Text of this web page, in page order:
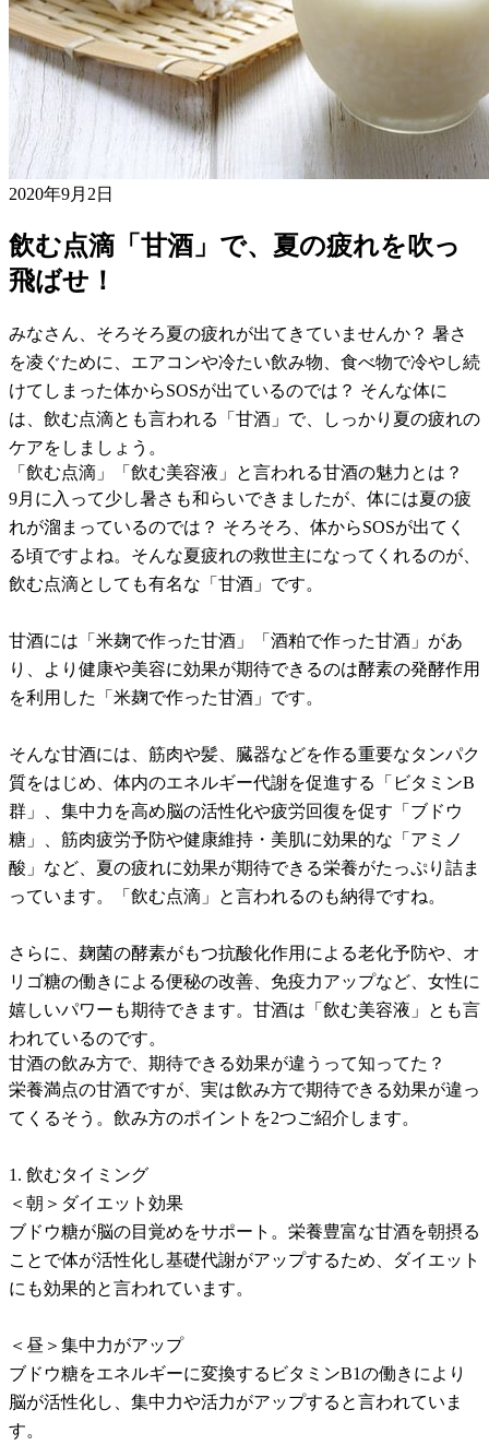
2020年9月2日
飲む点滴「甘酒」で、夏の疲れを吹っ
飛ばせ！
みなさん、そろそろ夏の疲れが出てきていませんか？ 暑さ
を凌ぐために、エアコンや冷たい飲み物、食べ物で冷やし続
けてしまった体からSOSが出ているのでは？ そんな体に
は、飲む点滴とも言われる「甘酒」で、しっかり夏の疲れの
ケアをしましょう。
「飲む点滴」「飲む美容液」と言われる甘酒の魅力とは？
9月に入って少し暑さも和らいできましたが、体には夏の疲
れが溜まっているのでは？ そろそろ、体からSOSが出てく
る頃ですよね。そんな夏疲れの救世主になってくれるのが、
飲む点滴としても有名な「甘酒」です。
甘酒には「米麹で作った甘酒」「酒粕で作った甘酒」があ
り、より健康や美容に効果が期待できるのは酵素の発酵作用
を利用した「米麹で作った甘酒」です。
そんな甘酒には、筋肉や髪、臓器などを作る重要なタンパク
質をはじめ、体内のエネルギー代謝を促進する「ビタミンB
群」、集中力を高め脳の活性化や疲労回復を促す「ブドウ
糖」、筋肉疲労予防や健康維持・美肌に効果的な「アミノ
酸」など、夏の疲れに効果が期待できる栄養がたっぷり詰ま
っています。「飲む点滴」と言われるのも納得ですね。
さらに、麹菌の酵素がもつ抗酸化作用による老化予防や、オ
リゴ糖の働きによる便秘の改善、免疫力アップなど、女性に
嬉しいパワーも期待できます。甘酒は「飲む美容液」とも言
われているのです。
甘酒の飲み方で、期待できる効果が違うって知ってた？
栄養満点の甘酒ですが、実は飲み方で期待できる効果が違っ
てくるそう。飲み方のポイントを2つご紹介します。
1. 飲むタイミング
＜朝＞ダイエット効果
ブドウ糖が脳の目覚めをサポート。栄養豊富な甘酒を朝摂る
ことで体が活性化し基礎代謝がアップするため、ダイエット
にも効果的と言われています。
＜昼＞集中力がアップ
ブドウ糖をエネルギーに変換するビタミンB1の働きにより
脳が活性化し、集中力や活力がアップすると言われていま
す。